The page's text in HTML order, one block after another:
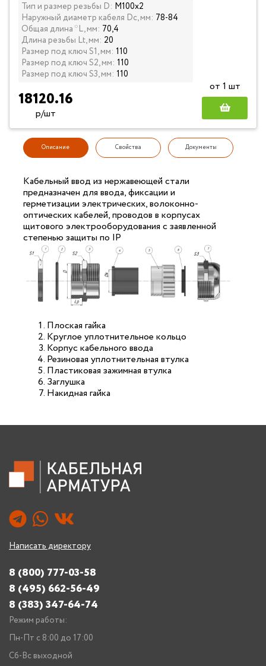
Тип и размер резьбы D: М100х2
Наружный диаметр кабеля Dc, мм: 78-84
Общая длина *L, мм: 70,4
Длина резьбы Lt, мм: 20
Размер под ключ S1, мм: 110
Размер под ключ S2, мм: 110
Размер под ключ S3, мм: 110
18120.16
р/шт
от 1 шт
Описание Свойства Документы
Кабельный ввод из нержавеющей стали
предназначен для ввода, фиксации и
герметизации электрических, волоконно-
оптических кабелей, проводов в корпусах
щитового электрооборудования с заявленной
степенью защиты по IP
Плоская гайка
Круглое уплотнительное кольцо
Корпус кабельного ввода
Резиновая уплотнительная втулка
Пластиковая зажимная втулка
Заглушка
Накидная гайка
Написать директору
8 (800) 777-03-58
8 (495) 662-56-49
8 (383) 347-64-74
Режим работы:
Пн-Пт с 8:00 до 17:00
Сб-Вс выходной